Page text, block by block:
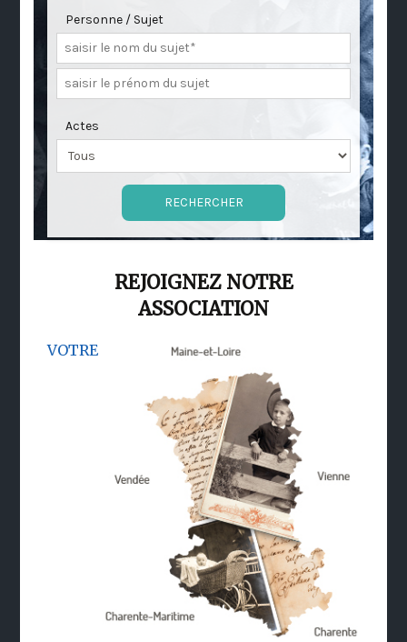
Personne / Sujet
Actes
REJOIGNEZ NOTRE
ASSOCIATION
VOTRE